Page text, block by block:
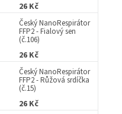
26 Kč
Český NanoRespirátor
FFP2 - Fialový sen
(č.106)
26 Kč
Český NanoRespirátor
FFP2 - Růžová srdíčka
(č.15)
26 Kč